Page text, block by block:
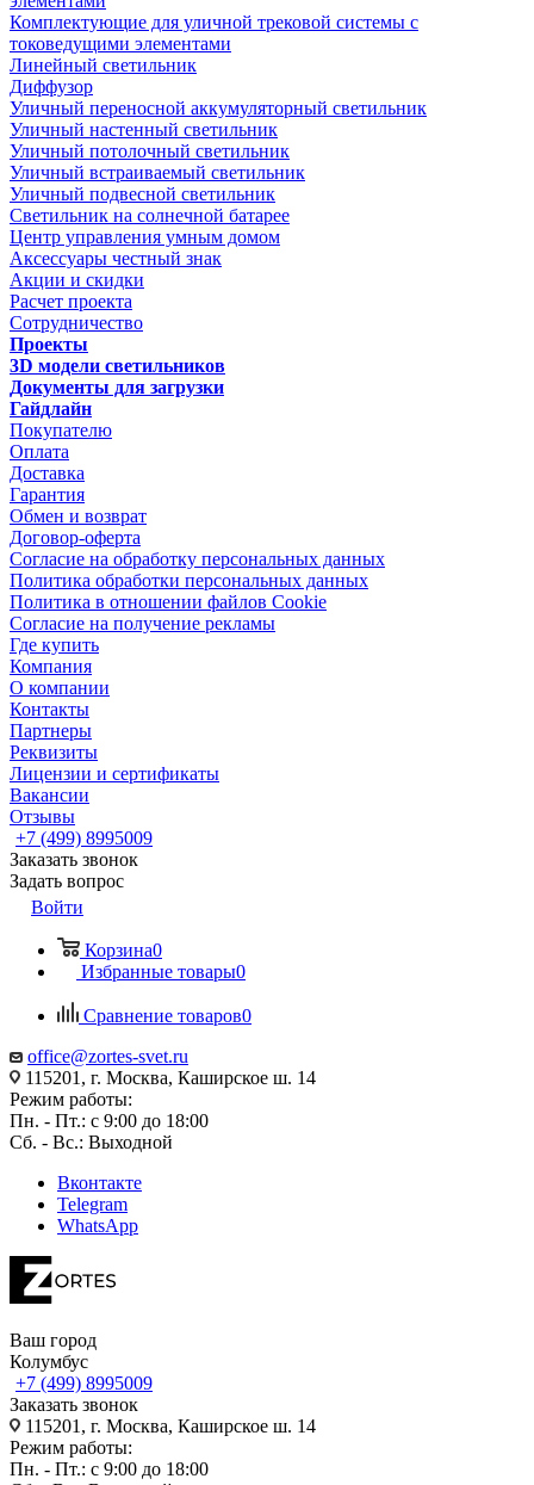
Комплектующие для уличной трековой системы с
токоведущими элементами
Линейный светильник
Диффузор
Уличный переносной аккумуляторный светильник
Уличный настенный светильник
Уличный потолочный светильник
Уличный встраиваемый светильник
Уличный подвесной светильник
Светильник на солнечной батарее
Центр управления умным домом
Аксессуары честный знак
Акции и скидки
Расчет проекта
Сотрудничество
Проекты
3D модели светильников
Документы для загрузки
Гайдлайн
Покупателю
Оплата
Доставка
Гарантия
Обмен и возврат
Договор-оферта
Согласие на обработку персональных данных
Политика обработки персональных данных
Политика в отношении файлов Cookie
Согласие на получение рекламы
Где купить
Компания
О компании
Контакты
Партнеры
Реквизиты
Лицензии и сертификаты
Вакансии
Отзывы
+7 (499) 8995009
Заказать звонок
Задать вопрос
Войти
Корзина0
Избранные товары0
Сравнение товаров0
office@zortes-svet.ru
115201, г. Москва, Каширское ш. 14
Режим работы:
Пн. - Пт.: с 9:00 до 18:00
Сб. - Вс.: Выходной
Вконтакте
Telegram
WhatsApp
Ваш город
Колумбус
+7 (499) 8995009
Заказать звонок
115201, г. Москва, Каширское ш. 14
Режим работы:
Пн. - Пт.: с 9:00 до 18:00